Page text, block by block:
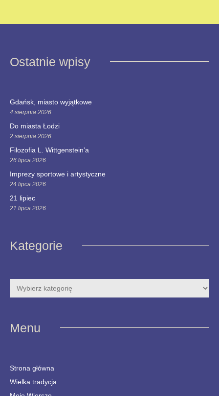
Ostatnie wpisy
Gdańsk, miasto wyjątkowe
4 sierpnia 2026
Do miasta Łodzi
2 sierpnia 2026
Filozofia L. Wittgenstein’a
26 lipca 2026
Imprezy sportowe i artystyczne
24 lipca 2026
21 lipiec
21 lipca 2026
Kategorie
Menu
Strona główna
Wielka tradycja